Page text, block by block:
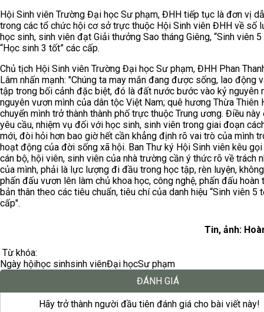
Hội Sinh viên Trường Đại học Sư phạm, ĐHH tiếp tục là đơn vị
trong các tổ chức hội cơ sở trực thuộc Hội Sinh viên ĐHH về số
học sinh, sinh viên đạt Giải thưởng Sao tháng Giêng, “Sinh viên 5
“Học sinh 3 tốt” các cấp.
Chủ tịch Hội Sinh viên Trường Đại học Sư phạm, ĐHH Phan
Lâm nhấn mạnh: "Chúng ta may mắn đang được sống, lao động
tập trong bối cảnh đặc biệt, đó là đất nước bước vào kỷ nguyên
nguyên vươn mình của dân tộc Việt Nam; quê hương Thừa Thiên
chuyển mình trở thành thành phố trực thuộc Trung ương. Điều này
yêu cầu, nhiệm vụ đối với học sinh, sinh viên trong giai đoạn
mới, đòi hỏi hơn bao giờ hết cần khẳng định rõ vai trò của mình
hoạt động của đời sống xã hội. Ban Thư ký Hội Sinh viên kêu
cán bộ, hội viên, sinh viên của nhà trường cần ý thức rõ về trách
của mình, phải là lực lượng đi đầu trong học tập, rèn luyện,
phấn đấu vươn lên làm chủ khoa học, công nghệ, phấn đấu hoàn
bản thân theo các tiêu chuẩn, tiêu chí của danh hiệu “Sinh viên 5
cấp".
Tin, ảnh:
Từ khóa:
Ngày hộihọc sinhsinh viênĐại họcSư phạm
ĐÁNH GIÁ
Hãy trở thành người đầu tiên đánh giá cho bài viết này!